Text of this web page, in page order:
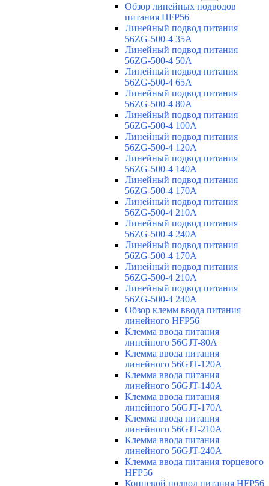
Обзор линейных подводов
питания HFP56
Линейный подвод питания
56ZG-500-4 35A
Линейный подвод питания
56ZG-500-4 50A
Линейный подвод питания
56ZG-500-4 65A
Линейный подвод питания
56ZG-500-4 80A
Линейный подвод питания
56ZG-500-4 100A
Линейный подвод питания
56ZG-500-4 120A
Линейный подвод питания
56ZG-500-4 140A
Линейный подвод питания
56ZG-500-4 170A
Линейный подвод питания
56ZG-500-4 210A
Линейный подвод питания
56ZG-500-4 240A
Линейный подвод питания
56ZG-500-4 170A
Линейный подвод питания
56ZG-500-4 210A
Линейный подвод питания
56ZG-500-4 240A
Обзор клемм ввода питания
линейного HFP56
Клемма ввода питания
линейного 56GJT-80A
Клемма ввода питания
линейного 56GJT-120A
Клемма ввода питания
линейного 56GJT-140A
Клемма ввода питания
линейного 56GJT-170A
Клемма ввода питания
линейного 56GJT-210A
Клемма ввода питания
линейного 56GJT-240A
Клемма ввода питания торцевого
HFP56
Концевой подвод питания HFP56